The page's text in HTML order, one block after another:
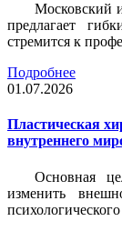
Московский
предлагает
стремится к
Подробнее
01.07.2026
Пластическая
внутреннего
Основная
изменить